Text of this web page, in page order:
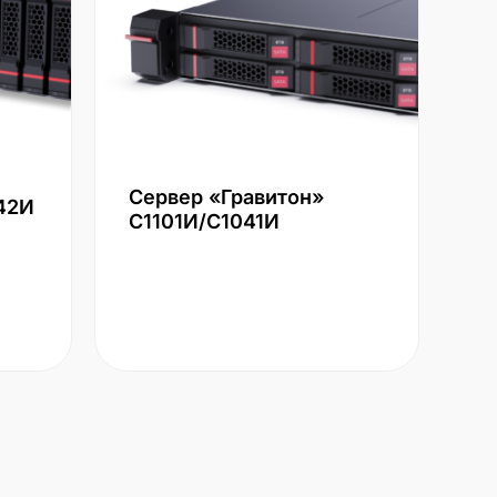
Сервер «Гравитон»
С1101И/С1041И